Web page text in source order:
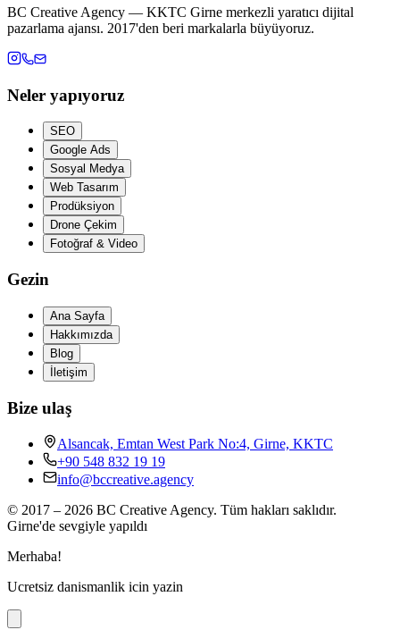
BC Creative Agency — KKTC Girne merkezli yaratıcı dijital
pazarlama ajansı. 2017'den beri markalarla büyüyoruz.
Neler yapıyoruz
SEO
Google Ads
Sosyal Medya
Web Tasarım
Prodüksiyon
Drone Çekim
Fotoğraf & Video
Gezin
Ana Sayfa
Hakkımızda
Blog
İletişim
Bize ulaş
Alsancak, Emtan West Park No:4, Girne, KKTC
+90 548 832 19 19
info@bccreative.agency
© 2017 – 2026 BC Creative Agency. Tüm hakları saklıdır.
Girne'de sevgiyle yapıldı
Merhaba!
Ucretsiz danismanlik icin yazin